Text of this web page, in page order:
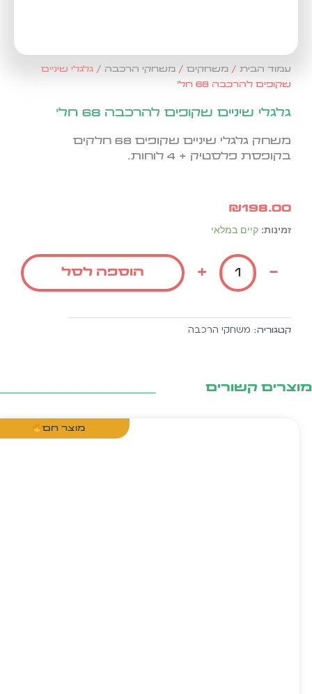
עמוד הבית/משחקים/משחקי הרכבה/ גלגלי שיניים
שקופים להרכבה 68 חל'
גלגלי שיניים שקופים להרכבה 68 חל'
משחק גלגלי שיניים שקופים 68 חלקים
בקופסת פלסטיק + 4 לוחות.
₪198.00
זמינות: קיים במלאי
כמות
גלגלי
שיניים
שקופים
68
חל'
הוספה לסל
קטגוריה: משחקי הרכבה
קשורים
מוצר חם